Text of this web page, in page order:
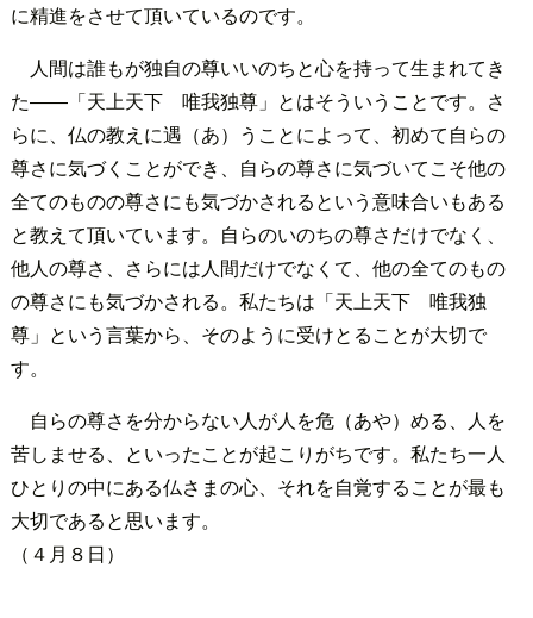
に精進をさせて頂いているのです。
人間は誰もが独自の尊いいのちと心を持って生まれてき
た――「天上天下 唯我独尊」とはそういうことです。さ
らに、仏の教えに遇（あ）うことによって、初めて自らの
尊さに気づくことができ、自らの尊さに気づいてこそ他の
全てのものの尊さにも気づかされるという意味合いもある
と教えて頂いています。自らのいのちの尊さだけでなく、
他人の尊さ、さらには人間だけでなくて、他の全てのもの
の尊さにも気づかされる。私たちは「天上天下 唯我独
尊」という言葉から、そのように受けとることが大切で
す。
自らの尊さを分からない人が人を危（あや）める、人を
苦しませる、といったことが起こりがちです。私たち一人
ひとりの中にある仏さまの心、それを自覚することが最も
大切であると思います。
（４月８日）